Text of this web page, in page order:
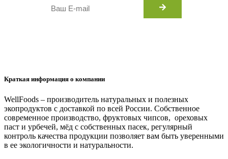
Краткая информация о компании
WellFoods – производитель натуральных и полезных
экопродуктов с доставкой по всей России. Собственное
современное производство, фруктовых чипсов, ореховых
паст и урбечей, мёд с собственных пасек, регулярный
контроль качества продукции позволяет вам быть уверенными
в ее экологичности и натуральности.